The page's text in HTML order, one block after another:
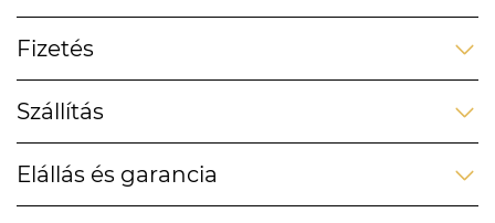
Fizetés
Szállítás
Elállás és garancia